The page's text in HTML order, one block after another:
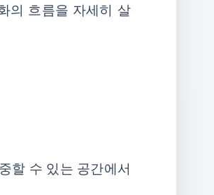
의 흐름을 자세히 살
할 수 있는 공간에서